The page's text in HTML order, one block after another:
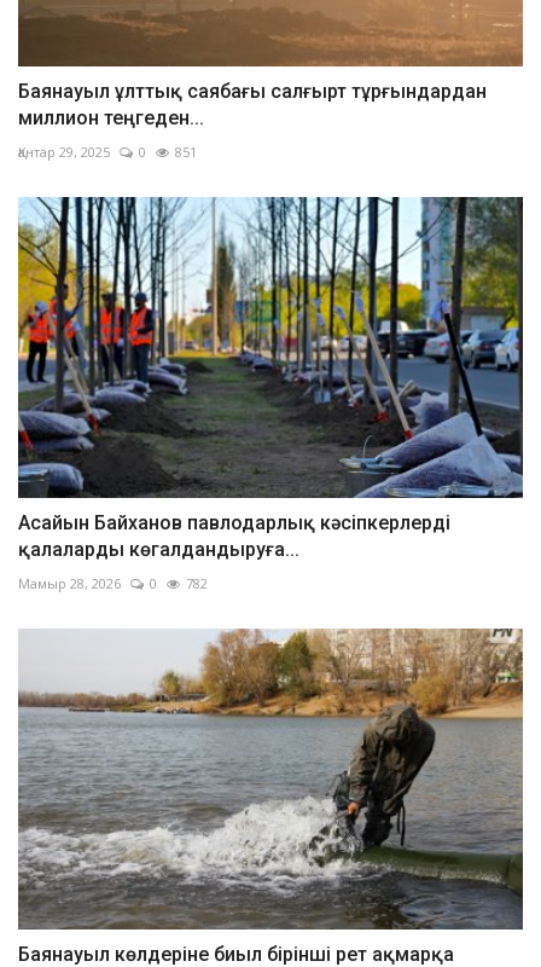
Баянауыл ұлттық саябағы салғырт тұрғындардан
миллион теңгеден...
Қантар 29, 2025 0 851
Асайын Байханов павлодарлық кәсіпкерлерді
қалаларды көгалдандыруға...
Мамыр 28, 2026 0 782
Баянауыл көлдеріне биыл бірінші рет ақмарқа